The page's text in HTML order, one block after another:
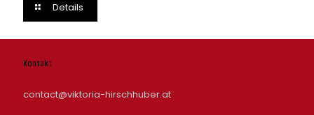
Details
Kontakt
contact@viktoria-hirschhuber.at